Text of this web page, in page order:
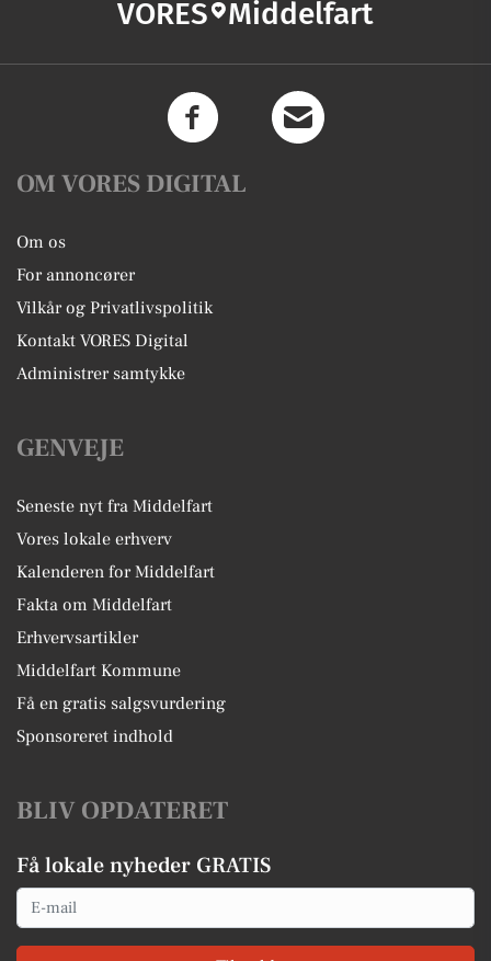
VORES Middelfart
OM VORES DIGITAL
Om os
For annoncører
Vilkår og Privatlivspolitik
Kontakt VORES Digital
Administrer samtykke
GENVEJE
Seneste nyt fra Middelfart
Vores lokale erhverv
Kalenderen for Middelfart
Fakta om Middelfart
Erhvervsartikler
Middelfart Kommune
Få en gratis salgsvurdering
Sponsoreret indhold
BLIV OPDATERET
Få lokale nyheder GRATIS
Email